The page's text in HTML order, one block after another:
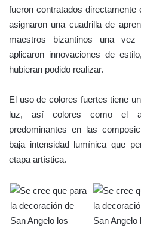
fueron contratados
asignaron una cuadrilla de
maestros bizantinos una
aplicaron innovaciones de
hubieran podido realizar.
El uso de colores fuertes tiene
luz, así colores como el
predominantes en las
baja intensidad lumínica que
etapa artística.